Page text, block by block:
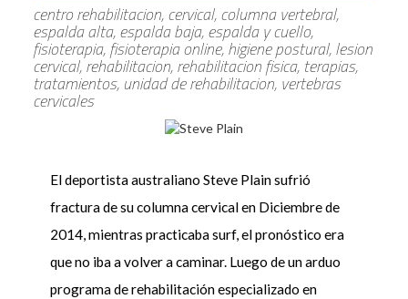
centro rehabilitacion, cervical, columna vertebral,
espalda alta, espalda baja, espalda y cuello,
fisioterapia, fisioterapia online, higiene postural, lesion
cervical, rehabilitacion, rehabilitacion fisica, terapias,
tratamientos, unidad de rehabilitacion, vertebras
cervicales
El deportista australiano Steve Plain sufrió
fractura de su columna cervical en Diciembre de
2014, mientras practicaba surf, el pronóstico era
que no iba a volver a caminar. Luego de un arduo
programa de rehabilitación especializado en